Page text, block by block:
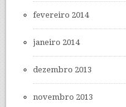
fevereiro 2014
janeiro 2014
dezembro 2013
novembro 2013